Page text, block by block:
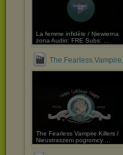
La femme infidèle / Niewierna
żona Audio: FRE Subs: ...
The Fearless Vampire Killers /
Nieustraszeni pogromcy ...